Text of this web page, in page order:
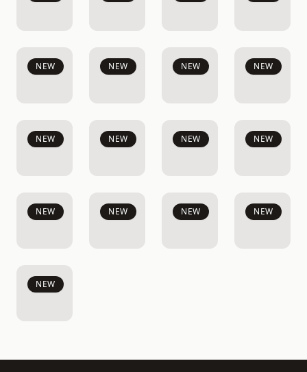
NEW
NEW
NEW
NEW
NEW
NEW
NEW
NEW
NEW
NEW
NEW
NEW
NEW